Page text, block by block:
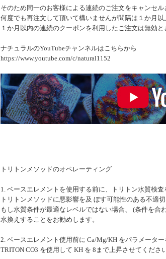
そのため同一のお客様による連続のご注文をキャンセル
何度でも再注文して頂いて構いませんが間隔は１か月以
１か月以内の連続のクーポンを利用したご注文は無効と
ナチュラルのYouTubeチャンネルはこちらから
https://www.youtube.com/c/natural1152
トリトンメソッドのオペレーティング
1. ベースエレメントを使用する前に、トリトン水質検査
トリトンメソッドに悪影響を及 ぼす可能性のある不適
もし水質条件が最適なレベルではない場合、 (条件を合
水換えすることをお勧めします。
2. ベースエレメント使用前に Ca/Mg/KH をパラメータ
TRITON CO3 を使用して KH を 8まで上昇させてください